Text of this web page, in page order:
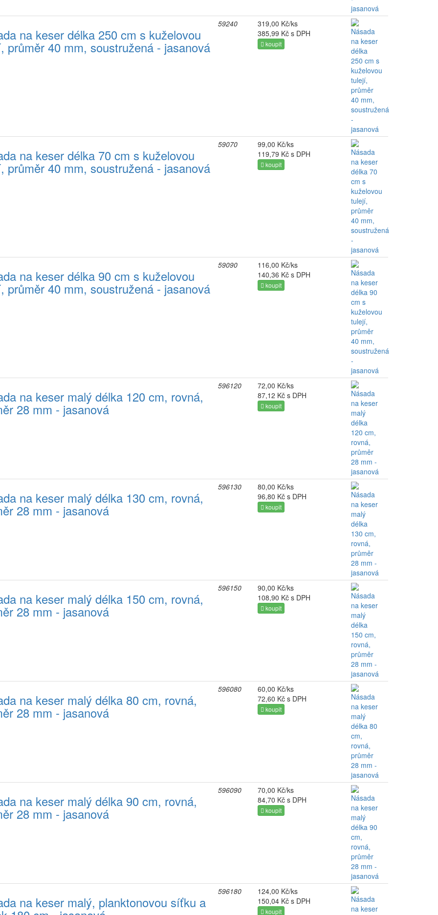
na keser délka 250 cm s kuželovou
průměr 40 mm, soustružená - jasanová
59240
319,00 Kč/ks
385,99 Kč s DPH
koupit
na keser délka 70 cm s kuželovou
průměr 40 mm, soustružená - jasanová
59070
99,00 Kč/ks
119,79 Kč s DPH
koupit
na keser délka 90 cm s kuželovou
průměr 40 mm, soustružená - jasanová
59090
116,00 Kč/ks
140,36 Kč s DPH
koupit
na keser malý délka 120 cm, rovná,
28 mm - jasanová
596120
72,00 Kč/ks
87,12 Kč s DPH
koupit
na keser malý délka 130 cm, rovná,
28 mm - jasanová
596130
80,00 Kč/ks
96,80 Kč s DPH
koupit
na keser malý délka 150 cm, rovná,
28 mm - jasanová
596150
90,00 Kč/ks
108,90 Kč s DPH
koupit
na keser malý délka 80 cm, rovná,
28 mm - jasanová
596080
60,00 Kč/ks
72,60 Kč s DPH
koupit
na keser malý délka 90 cm, rovná,
28 mm - jasanová
596090
70,00 Kč/ks
84,70 Kč s DPH
koupit
na keser malý, planktonovou síťku a
596180
124,00 Kč/ks
150,04 Kč s DPH
koupit